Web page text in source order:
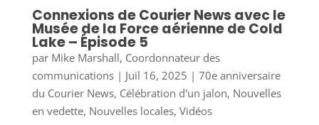
Connexions de Courier News avec le
Musée de la Force aérienne de Cold
Lake – Épisode 5
par Mike Marshall, Coordonnateur des
communications| Juil 16, 2025 | 70e anniversaire
du Courier News, Célébration d'un jalon, Nouvelles
en vedette, Nouvelles locales, Vidéos